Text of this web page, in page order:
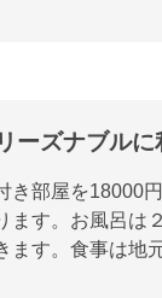
ーズナブルに
部屋を18000
す。お風呂は
す。食事は地